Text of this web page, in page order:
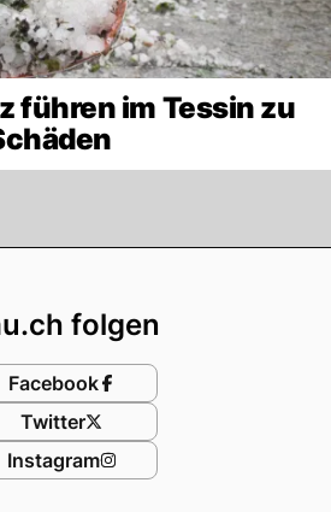
führen im Tessin zu
folgen
Facebook
Twitter
Instagram